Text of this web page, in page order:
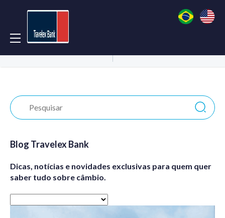
Blog Travelex Bank
Dicas, notícias e novidades exclusivas para quem quer
saber tudo sobre câmbio.